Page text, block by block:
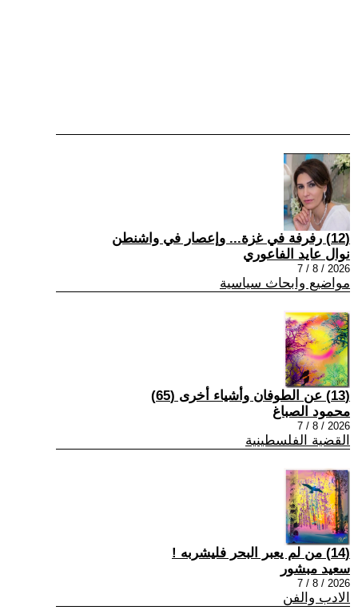
(12) رفرفة في غزة... وإعصار في واشنطن
نوال عايد الفاعوري
2026 / 8 / 7
مواضيع وابحاث سياسية
(13) عن الطوفان وأشياء أخرى (65)
محمود الصباغ
2026 / 8 / 7
القضية الفلسطينية
(14) من لم يعبر البحر فليشربه !
سعيد مبشور
2026 / 8 / 7
الادب والفن